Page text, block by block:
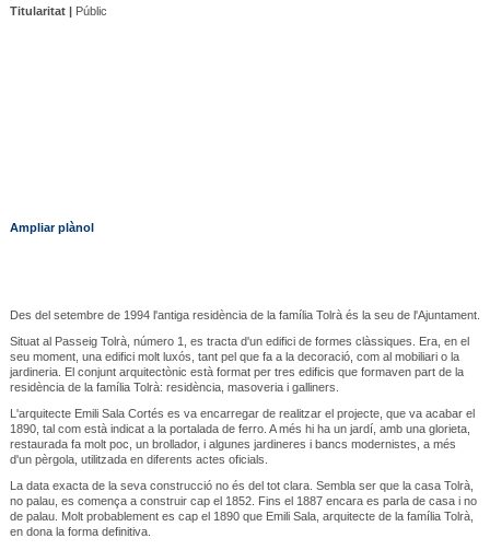
Titularitat |Públic
Ampliar plànol
Des del setembre de 1994 l'antiga residència de la família Tolrà és la seu de l'Ajuntament.
Situat al Passeig Tolrà, número 1, es tracta d'un edifici de formes clàssiques. Era, en el
seu moment, una edifici molt luxós, tant pel que fa a la decoració, com al mobiliari o la
jardineria. El conjunt arquitectònic està format per tres edificis que formaven part de la
residència de la família Tolrà: residència, masoveria i galliners.
L'arquitecte Emili Sala Cortés es va encarregar de realitzar el projecte, que va acabar el
1890, tal com està indicat a la portalada de ferro. A més hi ha un jardí, amb una glorieta,
restaurada fa molt poc, un brollador, i algunes jardineres i bancs modernistes, a més
d'un pèrgola, utilitzada en diferents actes oficials.
La data exacta de la seva construcció no és del tot clara. Sembla ser que la casa Tolrà,
no palau, es comença a construir cap el 1852. Fins el 1887 encara es parla de casa i no
de palau. Molt probablement es cap el 1890 que Emili Sala, arquitecte de la família Tolrà,
en dona la forma definitiva.